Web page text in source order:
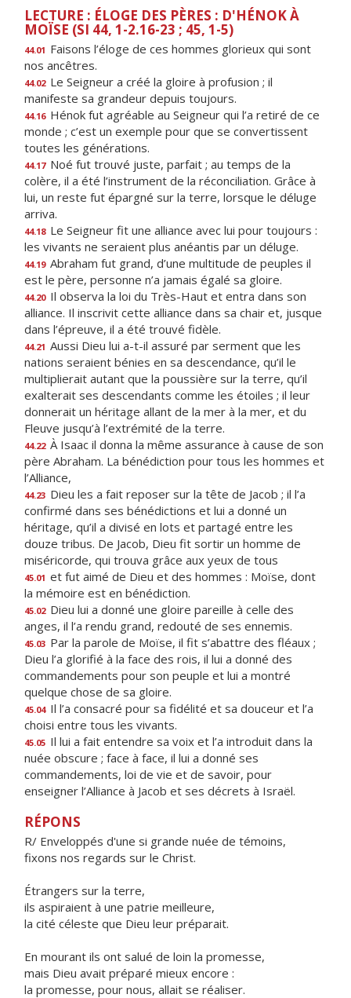
LECTURE : ÉLOGE DES PÈRES : D'HÉNOK À
MOÏSE (SI 44, 1-2.16-23 ; 45, 1-5)
44.01 Faisons l’éloge de ces hommes glorieux qui sont
nos ancêtres.
44.02 Le Seigneur a créé la gloire à profusion ; il
manifeste sa grandeur depuis toujours.
44.16 Hénok fut agréable au Seigneur qui l’a retiré de ce
monde ; c’est un exemple pour que se convertissent
toutes les générations.
44.17 Noé fut trouvé juste, parfait ; au temps de la
colère, il a été l’instrument de la réconciliation. Grâce à
lui, un reste fut épargné sur la terre, lorsque le déluge
arriva.
44.18 Le Seigneur fit une alliance avec lui pour toujours :
les vivants ne seraient plus anéantis par un déluge.
44.19 Abraham fut grand, d’une multitude de peuples il
est le père, personne n’a jamais égalé sa gloire.
44.20 Il observa la loi du Très-Haut et entra dans son
alliance. Il inscrivit cette alliance dans sa chair et, jusque
dans l’épreuve, il a été trouvé fidèle.
44.21 Aussi Dieu lui a-t-il assuré par serment que les
nations seraient bénies en sa descendance, qu’il le
multiplierait autant que la poussière sur la terre, qu’il
exalterait ses descendants comme les étoiles ; il leur
donnerait un héritage allant de la mer à la mer, et du
Fleuve jusqu’à l’extrémité de la terre.
44.22 À Isaac il donna la même assurance à cause de son
père Abraham. La bénédiction pour tous les hommes et
l’Alliance,
44.23 Dieu les a fait reposer sur la tête de Jacob ; il l’a
confirmé dans ses bénédictions et lui a donné un
héritage, qu’il a divisé en lots et partagé entre les
douze tribus. De Jacob, Dieu fit sortir un homme de
miséricorde, qui trouva grâce aux yeux de tous
45.01 et fut aimé de Dieu et des hommes : Moïse, dont
la mémoire est en bénédiction.
45.02 Dieu lui a donné une gloire pareille à celle des
anges, il l’a rendu grand, redouté de ses ennemis.
45.03 Par la parole de Moïse, il fit s’abattre des fléaux ;
Dieu l’a glorifié à la face des rois, il lui a donné des
commandements pour son peuple et lui a montré
quelque chose de sa gloire.
45.04 Il l’a consacré pour sa fidélité et sa douceur et l’a
choisi entre tous les vivants.
45.05 Il lui a fait entendre sa voix et l’a introduit dans la
nuée obscure ; face à face, il lui a donné ses
commandements, loi de vie et de savoir, pour
enseigner l’Alliance à Jacob et ses décrets à Israël.
RÉPONS
R/ Enveloppés d'une si grande nuée de témoins,
fixons nos regards sur le Christ.
Étrangers sur la terre,
ils aspiraient à une patrie meilleure,
la cité céleste que Dieu leur préparait.
En mourant ils ont salué de loin la promesse,
mais Dieu avait préparé mieux encore :
la promesse, pour nous, allait se réaliser.